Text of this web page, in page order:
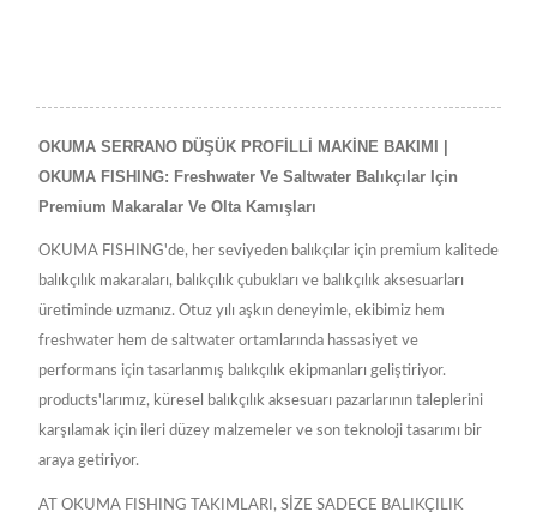
OKUMA SERRANO DÜŞÜK PROFİLLİ MAKİNE BAKIMI |
OKUMA FISHING: Freshwater Ve Saltwater Balıkçılar Için
Premium Makaralar Ve Olta Kamışları
OKUMA FISHING'de, her seviyeden balıkçılar için premium kalitede
balıkçılık makaraları, balıkçılık çubukları ve balıkçılık aksesuarları
üretiminde uzmanız. Otuz yılı aşkın deneyimle, ekibimiz hem
freshwater hem de saltwater ortamlarında hassasiyet ve
performans için tasarlanmış balıkçılık ekipmanları geliştiriyor.
products'larımız, küresel balıkçılık aksesuarı pazarlarının taleplerini
karşılamak için ileri düzey malzemeler ve son teknoloji tasarımı bir
araya getiriyor.
AT OKUMA FISHING TAKIMLARI, SİZE SADECE BALIKÇILIK